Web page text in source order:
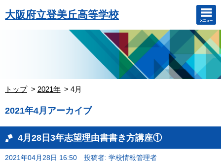
大阪府立登美丘高等学校
トップ 2021年 4月
2021年4月アーカイブ
4月28日3年志望理由書書き方講座①
2021年04月28日 16:50 投稿者: 学校情報管理者